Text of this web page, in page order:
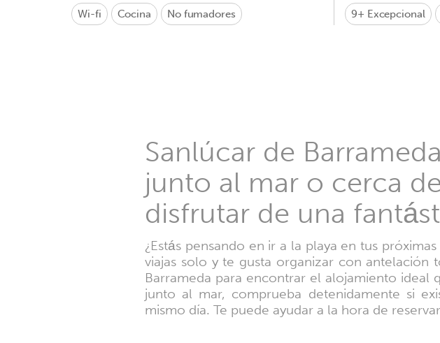
Wi-fi Cocina No fumadores 9+ Excepcional
Sanlúcar de
junto al mar o cerca
disfrutar de una
¿Estás pensando en ir a la playa en tus
viajas solo y te gusta organizar con antelación
Barrameda para encontrar el alojamiento ideal
junto al mar, comprueba detenidamente si
mismo día. Te puede ayudar a la hora de